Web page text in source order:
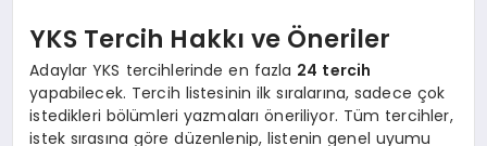
YKS Tercih Hakkı ve Öneriler
Adaylar YKS tercihlerinde en fazla 24 tercih
yapabilecek. Tercih listesinin ilk sıralarına, sadece çok
istedikleri bölümleri yazmaları öneriliyor. Tüm tercihler,
istek sırasına göre düzenlenip, listenin genel uyumu